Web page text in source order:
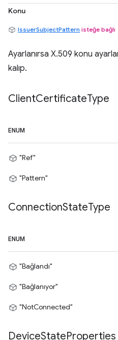
Konu
IssuerSubjectPattern isteğe bağlı
Ayarlanırsa X.509 konu
kalıp.
ClientCertificateType
ENUM
"Ref"
"Pattern"
ConnectionStateType
ENUM
"Bağlandı"
"Bağlanıyor"
"NotConnected"
DeviceStateProperties